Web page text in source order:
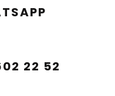
22 52